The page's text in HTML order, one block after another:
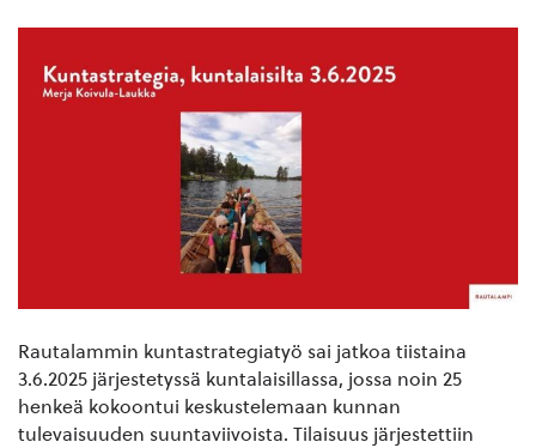
Rautalammin kuntastrategiatyö sai jatkoa tiistaina
3.6.2025 järjestetyssä kuntalaisillassa, jossa noin 25
henkeä kokoontui keskustelemaan kunnan
tulevaisuuden suuntaviivoista. Tilaisuus järjestettiin